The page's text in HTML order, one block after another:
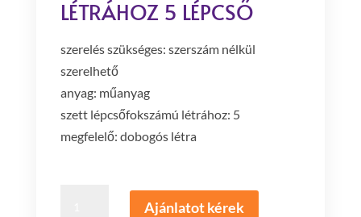
LÉTRÁHOZ 5 LÉPCSŐ
szerelés szükséges: szerszám nélkül
szerelhető
anyag: műanyag
szett lépcsőfokszámú létrához: 5
megfelelő: dobogós létra
Ajánlatot kérek